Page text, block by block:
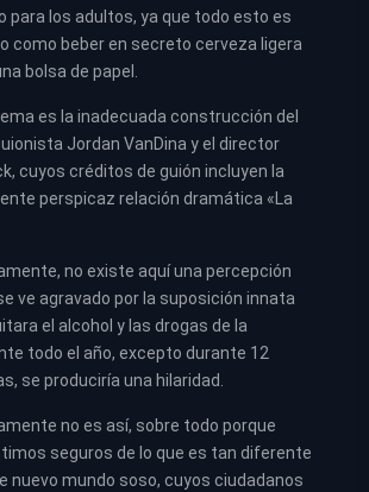
para los adultos, ya que todo esto es
como beber en secreto cerveza ligera
bolsa de papel.
es la inadecuada construcción del
Jordan VanDina y el director
cuyos créditos de guión incluyen la
perspicaz relación dramática «La
no existe aquí una percepción
ve agravado por la suposición innata
el alcohol y las drogas de la
todo el año, excepto durante 12
se produciría una hilaridad.
no es así, sobre todo porque
seguros de lo que es tan diferente
nuevo mundo soso, cuyos ciudadanos